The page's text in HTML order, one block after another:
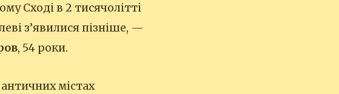
Сході в 2 тисячолітті
з’явилися пізніше, —
, 54 роки.
містах